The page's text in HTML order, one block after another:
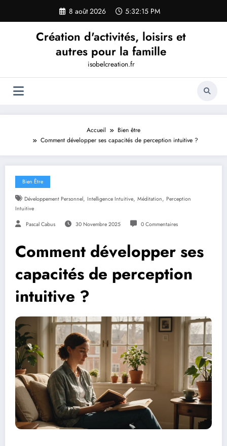
contenu
8 août 2026 5:32:16 PM
Création d'activités, loisirs et
autres pour la famille
isobelcreation.fr
Accueil
Bien être
Comment développer ses capacités de perception intuitive ?
Bien Être
Développement Personnel, Intelligence Intuitive, Méditation, Perception
Intuitive
Pascal Cabus 30 Novembre 2025 0 Commentaires
Comment développer ses
capacités de perception
intuitive ?